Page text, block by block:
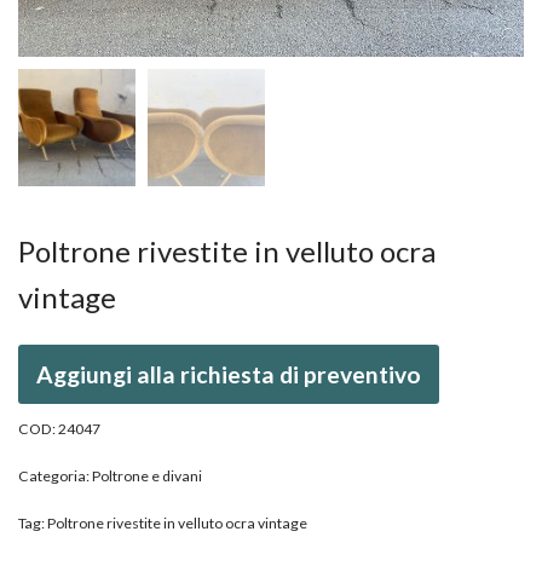
Poltrone rivestite in velluto ocra
vintage
Aggiungi alla richiesta di preventivo
COD:24047
Categoria:Poltrone e divani
Tag:Poltrone rivestite in velluto ocra vintage